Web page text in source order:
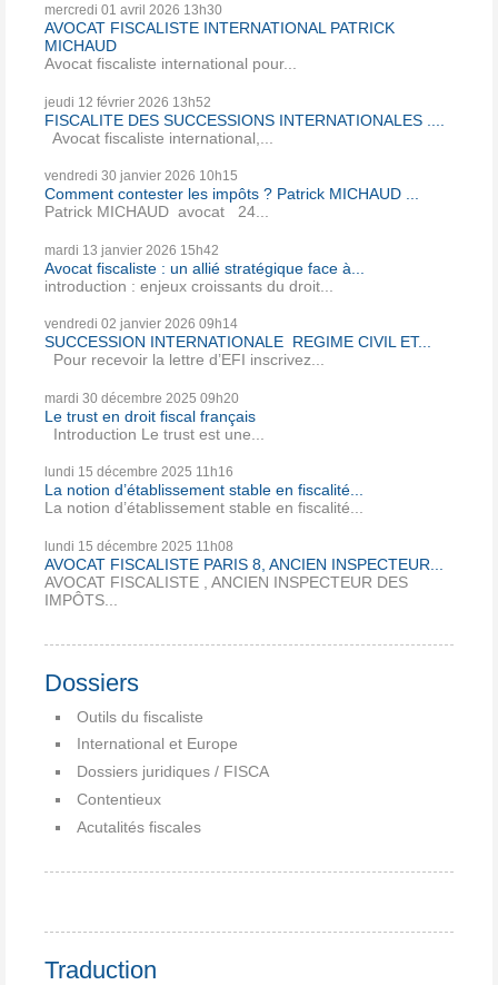
mercredi 01 avril 2026 13h30
AVOCAT FISCALISTE INTERNATIONAL PATRICK
MICHAUD
Avocat fiscaliste international pour...
jeudi 12 février 2026 13h52
FISCALITE DES SUCCESSIONS INTERNATIONALES ....
Avocat fiscaliste international,...
vendredi 30 janvier 2026 10h15
Comment contester les impôts ? Patrick MICHAUD ...
Patrick MICHAUD avocat 24...
mardi 13 janvier 2026 15h42
Avocat fiscaliste : un allié stratégique face à...
introduction : enjeux croissants du droit...
vendredi 02 janvier 2026 09h14
SUCCESSION INTERNATIONALE REGIME CIVIL ET...
Pour recevoir la lettre d’EFI inscrivez...
mardi 30 décembre 2025 09h20
Le trust en droit fiscal français
Introduction Le trust est une...
lundi 15 décembre 2025 11h16
La notion d’établissement stable en fiscalité...
La notion d’établissement stable en fiscalité...
lundi 15 décembre 2025 11h08
AVOCAT FISCALISTE PARIS 8, ANCIEN INSPECTEUR...
AVOCAT FISCALISTE , ANCIEN INSPECTEUR DES
IMPÔTS...
Dossiers
Outils du fiscaliste
International et Europe
Dossiers juridiques / FISCA
Contentieux
Acutalités fiscales
Traduction